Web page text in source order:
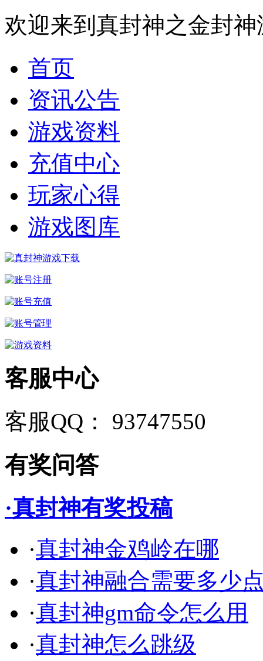
欢迎来到真封神之金封
首页
资讯公告
游戏资料
充值中心
玩家心得
游戏图库
客服中心
客服QQ： 93747550
有奖问答
·真封神有奖投稿
·真封神金鸡岭在哪
·真封神融合需要多少
·真封神gm命令怎么用
·真封神怎么跳级